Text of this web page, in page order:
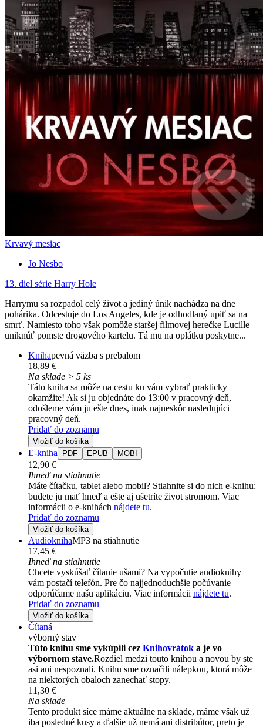
Krvavý mesiac
Jo Nesbo
13. diel série Harry Hole
Harrymu sa rozpadol celý život a jediný únik nachádza na dne
pohárika. Odcestuje do Los Angeles, kde je odhodlaný upiť sa na
smrť. Namiesto toho však pomôže staršej filmovej herečke Lucille
uniknúť pomste drogového kartelu. Tá mu na oplátku poskytne...
Knihapevná väzba s prebalom
18,89 €
Na sklade > 5 ks
Táto kniha sa môže na cestu ku vám vybrať prakticky
okamžite! Ak si ju objednáte do 13:00 v pracovný deň,
odošleme vám ju ešte dnes, inak najneskôr nasledujúci
pracovný deň.
Pridať do zoznamu
Vložiť do košíka
E-kniha PDF EPUB MOBI
12,90 €
Ihneď na stiahnutie
Máte čítačku, tablet alebo mobil? Stiahnite si do nich e-knihu:
budete ju mať hneď a ešte aj ušetríte život stromom. Viac
informácii o e-knihách nájdete tu.
Pridať do zoznamu
Vložiť do košíka
AudioknihaMP3 na stiahnutie
17,45 €
Ihneď na stiahnutie
Chcete vyskúšať čítanie ušami? Na vypočutie audioknihy
vám postačí telefón. Pre čo najjednoduchšie počúvanie
odporúčame našu aplikáciu. Viac informácii nájdete tu.
Pridať do zoznamu
Vložiť do košíka
Čítaná
výborný stav
Túto knihu sme vykúpili cez Knihovrátok a je vo
výbornom stave.Rozdiel medzi touto knihou a novou by ste
asi ani nespoznali. Knihu sme označili nálepkou, ktorá môže
na niektorých obaloch zanechať stopy.
11,30 €
Na sklade
Tento produkt síce máme aktuálne na sklade, máme však už
iba posledné kusy a ďalšie už nemá ani distribútor, preto je